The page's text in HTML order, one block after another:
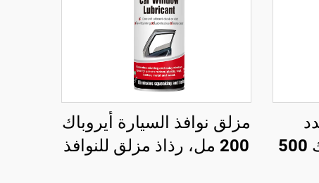
الاستخدامات أيروباك 500
مزلق نوافذ السيارة أيروباك
200 مل، رذاذ مزلق للنوافذ